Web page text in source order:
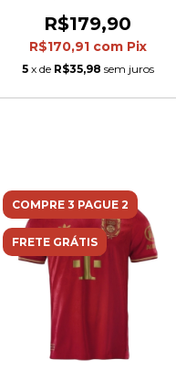
Cinza com detalhes em
laranja
R$179,90
R$170,91 com Pix
5 x de R$35,98 sem juros
COMPRE 3 PAGUE 2
FRETE GRÁTIS